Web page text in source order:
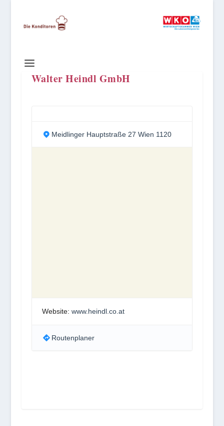
Walter Heindl GmbH
Meidlinger Hauptstraße 27 Wien 1120
Website: www.heindl.co.at
Routenplaner